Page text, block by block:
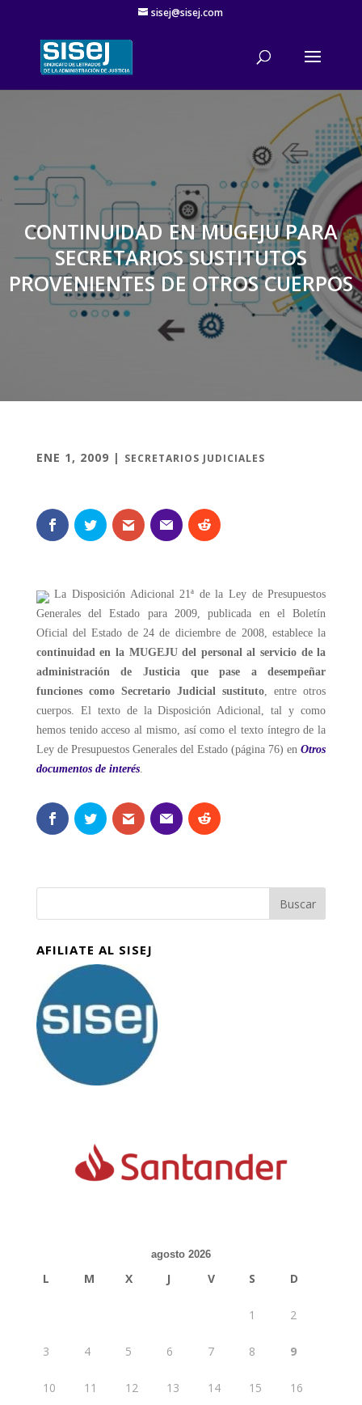
sisej@sisej.com
'
CONTINUIDAD EN MUGEJU PARA
SECRETARIOS SUSTITUTOS
PROVENIENTES DE OTROS CUERPOS
ENE 1, 2009 | SECRETARIOS JUDICIALES
La Disposición Adicional 21ª de la Ley de Presupuestos
Generales del Estado para 2009, publicada en el Boletín
Oficial del Estado de 24 de diciembre de 2008, establece la
continuidad en la MUGEJU del personal al servicio de la
administración de Justicia que pase a desempeñar
funciones como Secretario Judicial sustituto, entre otros
cuerpos. El texto de la Disposición Adicional, tal y como
hemos tenido acceso al mismo, así como el texto íntegro de la
Ley de Presupuestos Generales del Estado (página 76) enOtros
documentos de interés.
AFILIATE AL SISEJ
agosto 2026
L M X J V S D
1 2
3 4 5 6 7 8 9
10 11 12 13 14 15 16